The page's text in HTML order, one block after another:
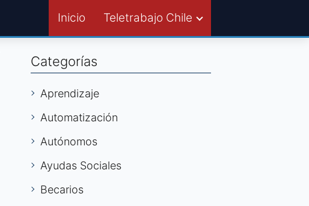
Inicio Teletrabajo Chile
Categorías
Aprendizaje
Automatización
Autónomos
Ayudas Sociales
Becarios